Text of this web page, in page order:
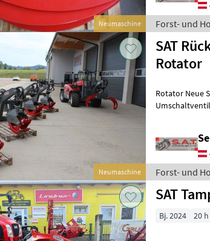
Neumaschine Forst- und
Neumaschine
SAT
Rotator
Rotator Neue
Umschaltventil -
Forst- und
SAT
Bj. 2024 20 h